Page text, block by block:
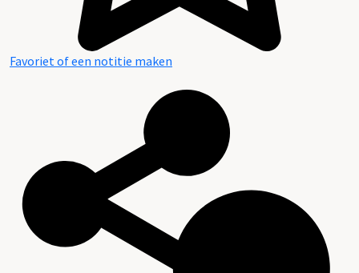
Favoriet of een notitie maken